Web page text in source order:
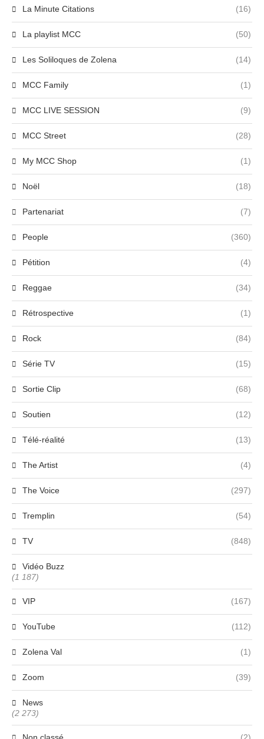
La Minute Citations (16)
La playlist MCC (50)
Les Soliloques de Zolena (14)
MCC Family (1)
MCC LIVE SESSION (9)
MCC Street (28)
My MCC Shop (1)
Noël (18)
Partenariat (7)
People (360)
Pétition (4)
Reggae (34)
Rétrospective (1)
Rock (84)
Série TV (15)
Sortie Clip (68)
Soutien (12)
Télé-réalité (13)
The Artist (4)
The Voice (297)
Tremplin (54)
TV (848)
Vidéo Buzz
(1 187)
VIP (167)
YouTube (112)
Zolena Val (1)
Zoom (39)
News
(2 273)